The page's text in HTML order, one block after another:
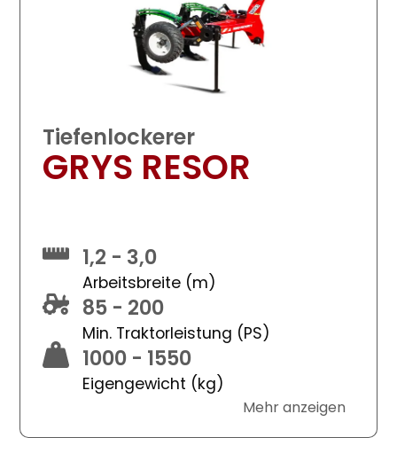
Tiefenlockerer
GRYS RESOR
1,2 - 3,0
Arbeitsbreite (m)
85 - 200
Min. Traktorleistung (PS)
1000 - 1550
Eigengewicht (kg)
Mehr anzeigen